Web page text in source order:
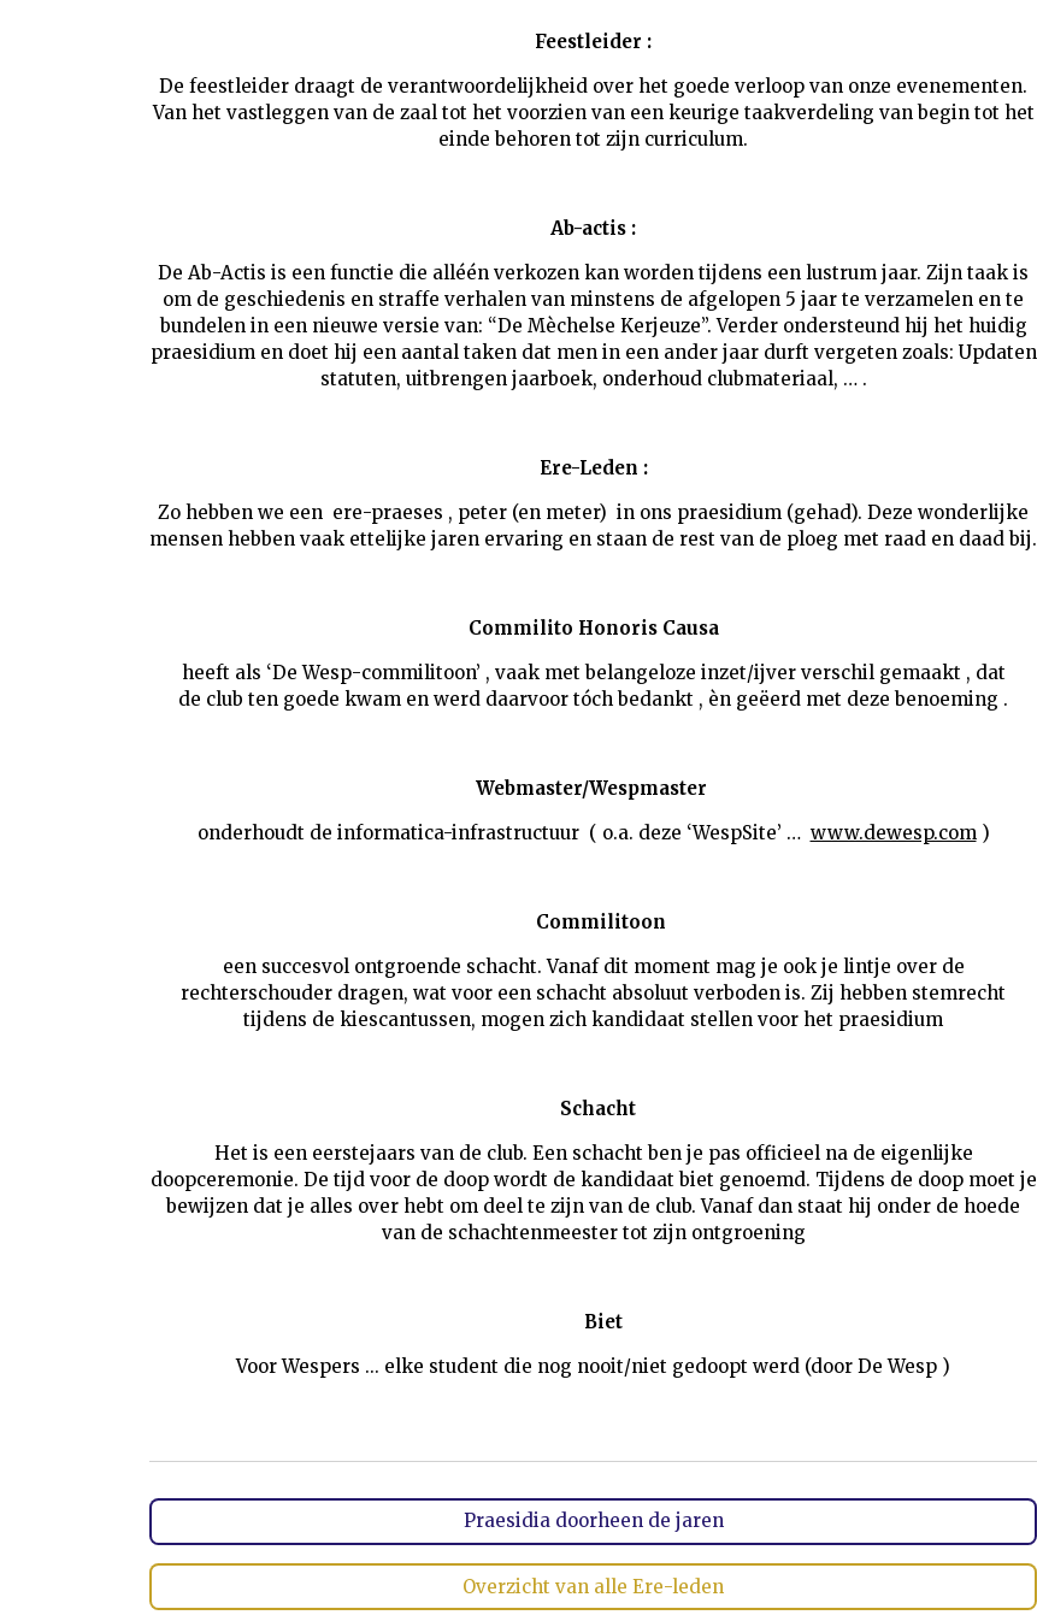
Feestleider :
De feestleider draagt de verantwoordelijkheid over het goede verloop van onze evenementen.
Van het vastleggen van de zaal tot het voorzien van een keurige taakverdeling van begin tot het
einde behoren tot zijn curriculum.
Ab-actis :
De Ab-Actis is een functie die alléén verkozen kan worden tijdens een lustrum jaar. Zijn taak is
om de geschiedenis en straffe verhalen van minstens de afgelopen 5 jaar te verzamelen en te
bundelen in een nieuwe versie van: “De Mèchelse Kerjeuze”. Verder ondersteund hij het huidig
praesidium en doet hij een aantal taken dat men in een ander jaar durft vergeten zoals: Updaten
statuten, uitbrengen jaarboek, onderhoud clubmateriaal, … .
Ere-Leden :
Zo hebben we een ere-praeses , peter (en meter) in ons praesidium (gehad). Deze wonderlijke
mensen hebben vaak ettelijke jaren ervaring en staan de rest van de ploeg met raad en daad bij.
Commilito Honoris Causa
heeft als ‘De Wesp-commilitoon’ , vaak met belangeloze inzet/ijver verschil gemaakt , dat
de club ten goede kwam en werd daarvoor tóch bedankt , èn geëerd met deze benoeming .
Webmaster/Wespmaster
onderhoudt de informatica-infrastructuur ( o.a. deze ‘WespSite’ … www.dewesp.com )
Commilitoon
een succesvol ontgroende schacht. Vanaf dit moment mag je ook je lintje over de
rechterschouder dragen, wat voor een schacht absoluut verboden is. Zij hebben stemrecht
tijdens de kiescantussen, mogen zich kandidaat stellen voor het praesidium
Schacht
Het is een eerstejaars van de club. Een schacht ben je pas officieel na de eigenlijke
doopceremonie. De tijd voor de doop wordt de kandidaat biet genoemd. Tijdens de doop moet je
bewijzen dat je alles over hebt om deel te zijn van de club. Vanaf dan staat hij onder de hoede
van de schachtenmeester tot zijn ontgroening
Biet
Voor Wespers ... elke student die nog nooit/niet gedoopt werd (door De Wesp )
Praesidia doorheen de jaren
Overzicht van alle Ere-leden